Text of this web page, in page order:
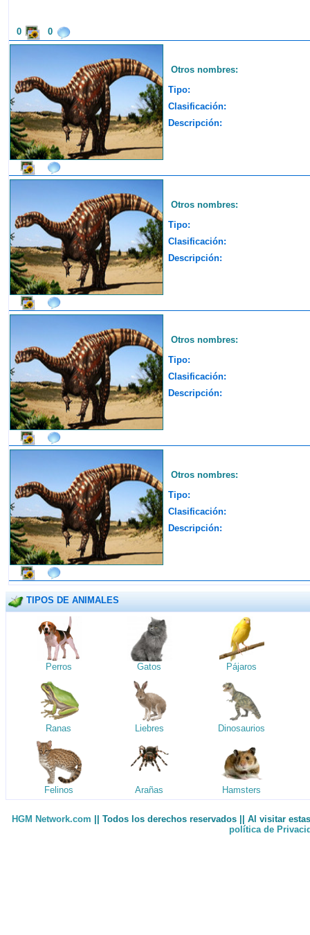
0 0
Otros nombres:
Tipo:
Clasificación:
Descripción:
Otros nombres:
Tipo:
Clasificación:
Descripción:
Otros nombres:
Tipo:
Clasificación:
Descripción:
Otros nombres:
Tipo:
Clasificación:
Descripción:
TIPOS DE ANIMALES
Perros Gatos Pájaros
Ranas Liebres Dinosaurios
Felinos Arañas Hamsters
HGM Network.com || Todos los derechos reservados || Al visitar
política de